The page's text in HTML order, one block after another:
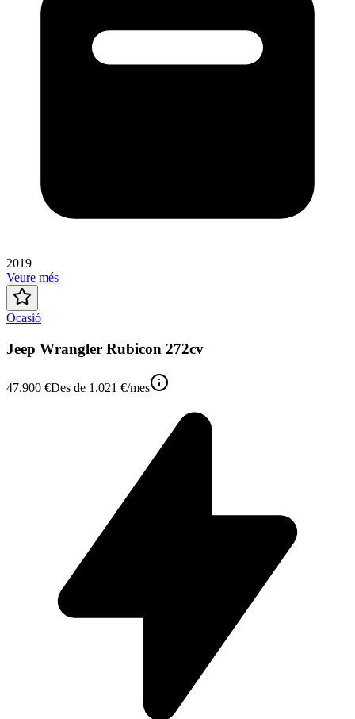
2019
Veure més
Ocasió
Jeep Wrangler Rubicon 272cv
47.900 €Des de 1.021 €/mes